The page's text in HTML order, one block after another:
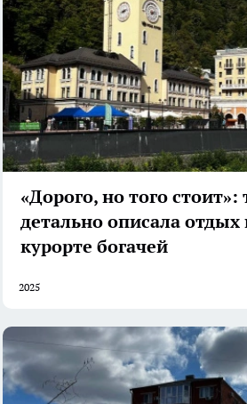
«Дорого, но того стоит»:
детально описала
курорте богачей
2025